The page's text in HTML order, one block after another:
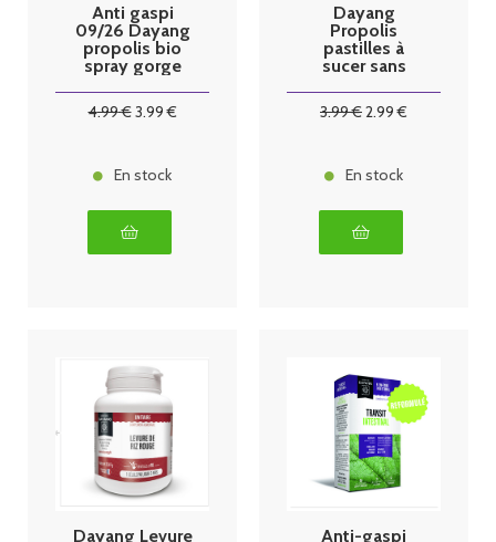
Anti gaspi
09/26 Dayang
propolis bio
spray gorge
4.99€3.99€
En stock
Dayang
Propolis
pastilles à
sucer sans
3.99€2.99 €
En stock
Dayang Levure Anti-gaspi